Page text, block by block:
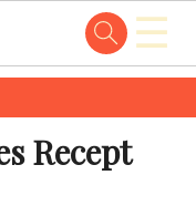
☰
Recept